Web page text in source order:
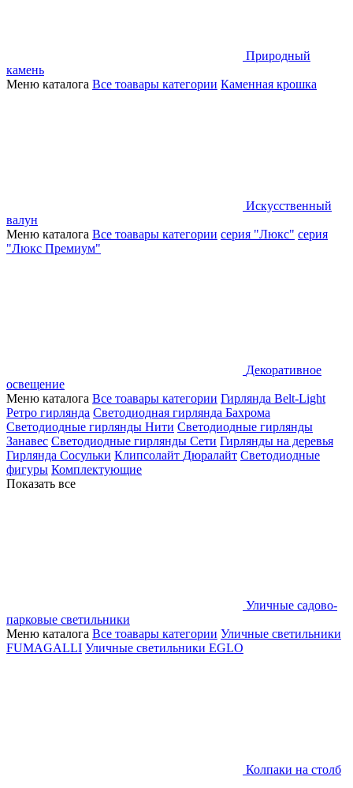
Природный
камень
Меню каталога Все тоавары категории Каменная крошка
Искусственный
валун
Меню каталога Все тоавары категории серия "Люкс" серия
"Люкс Премиум"
Декоративное
освещение
Меню каталога Все тоавары категории Гирлянда Belt-Light
Ретро гирлянда Светодиодная гирлянда Бахрома
Светодиодные гирлянды Нити Светодиодные гирлянды
Занавес Светодиодные гирлянды Сети Гирлянды на деревья
Гирлянда Сосульки Клипсолайт Дюралайт Светодиодные
фигуры Комплектующие
Показать все
Уличные садово-
парковые светильники
Меню каталога Все тоавары категории Уличные светильники
FUMAGALLI Уличные светильники EGLO
Колпаки на столб